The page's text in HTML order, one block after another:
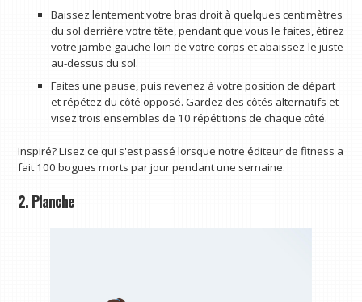
Baissez lentement votre bras droit à quelques centimètres
du sol derrière votre tête, pendant que vous le faites, étirez
votre jambe gauche loin de votre corps et abaissez-le juste
au-dessus du sol.
Faites une pause, puis revenez à votre position de départ
et répétez du côté opposé. Gardez des côtés alternatifs et
visez trois ensembles de 10 répétitions de chaque côté.
Inspiré? Lisez ce qui s'est passé lorsque notre éditeur de fitness a
fait 100 bogues morts par jour pendant une semaine.
2. Planche